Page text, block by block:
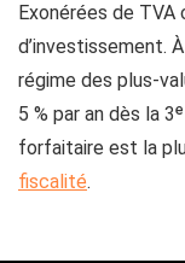
Exonérées de TVA
d’investissement.
régime des plus-
5 % par an dès la
forfaitaire est la
fiscalité.